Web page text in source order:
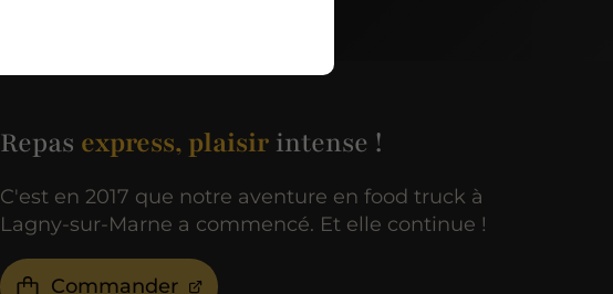
Repas express, plaisir intense !
C'est en 2017 que notre aventure en food truck à
Lagny-sur-Marne a commencé. Et elle continue !
Commander